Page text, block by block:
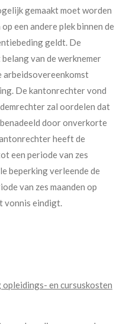
gemaakt moet worden
een andere plek binnen de
geldt. De
van de werknemer
arbeidsovereenkomst
De kantonrechter vond
zal oordelen dat
door onverkorte
heeft de
een periode van zes
beperking verleende de
van zes maanden op
vonnis eindigt.
en cursuskosten